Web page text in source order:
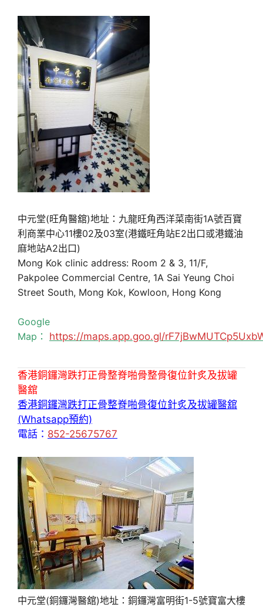
中元堂(旺角醫舘)地址：九龍旺角西洋菜南街1A號百寶
利商業中心11樓02及03室(港鐵旺角站E2出口或港鐵油
麻地站A2出口)
Mong Kok clinic address: Room 2 & 3, 11/F,
Pakpolee Commercial Centre, 1A Sai Yeung Choi
Street South, Mong Kok, Kowloon, Hong Kong
Google
Map： https://maps.app.goo.gl/
香港銅鑼灣跌打正骨整脊啪骨整骨復位針炙及拔罐
醫舘
香港銅鑼灣跌打正骨整脊啪骨復位針炙及拔罐醫舘
(Whatsapp預約)
電話： 852-25675767
中元堂(銅鑼灣醫舘)地址：銅鑼灣富明街1-5號寶富大樓